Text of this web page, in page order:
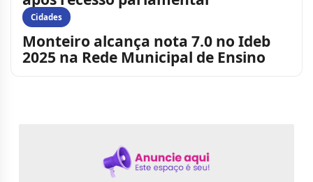
Cidades
Monteiro alcança nota 7.0 no Ideb
2025 na Rede Municipal de Ensino